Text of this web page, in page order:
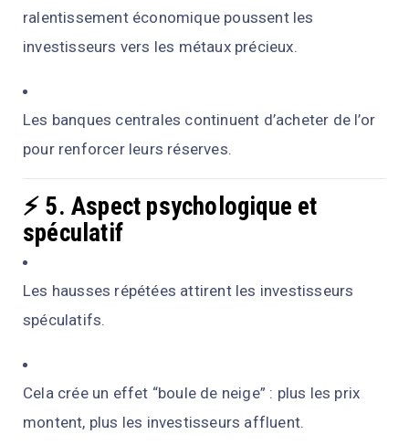
ralentissement économique poussent les
investisseurs vers les métaux précieux.
Les banques centrales continuent d’acheter de l’or
pour renforcer leurs réserves.
⚡ 5. Aspect psychologique et
spéculatif
Les hausses répétées attirent les investisseurs
spéculatifs.
Cela crée un effet “boule de neige” : plus les prix
montent, plus les investisseurs affluent.